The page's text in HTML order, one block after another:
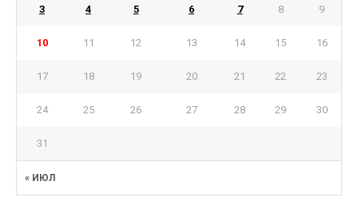
« ИЮЛ
3 4 5 6 7 8 9
10 11 12 13 14 15 16
17 18 19 20 21 22 23
24 25 26 27 28 29 30
31